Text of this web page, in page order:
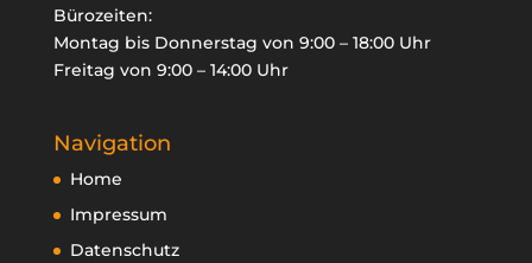

Bürozeiten:
Montag bis Donnerstag von 9:00 – 18:00 Uhr
Freitag von 9:00 – 14:00 Uhr
Navigation
Home
Impressum
Datenschutz